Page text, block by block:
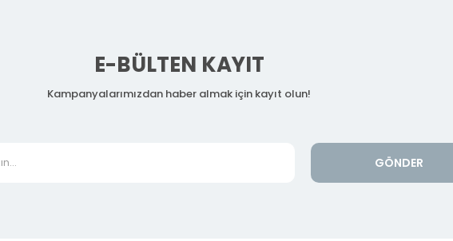
E-BÜLTEN KAYIT
Kampanyalarımızdan haber almak için kayıt olun!
GÖNDER